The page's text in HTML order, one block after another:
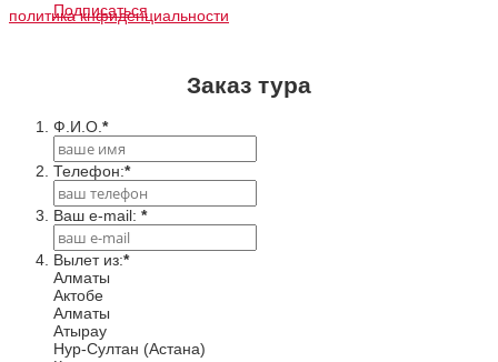
политика кнфиденциальности
Подписаться
Заказ тура
Ф.И.О. *
Телефон:*
Ваш e-mail: *
Вылет из:*
Алматы
Актобе
Алматы
Атырау
Нур-Султан (Астана)